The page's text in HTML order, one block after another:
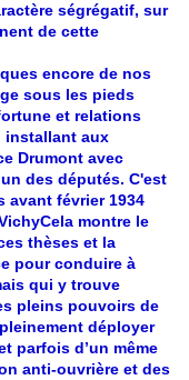
ségrégatif, sur
de cette
encore de nos
sous les pieds
et relations
installant aux
Drumont avec
des députés. C'est
février 1934
montre le
thèses et la
pour conduire à
qui y trouve
pleins pouvoirs de
déployer
parfois d’un même
anti-ouvrière et des